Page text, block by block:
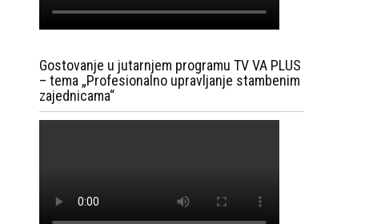
Gostovanje u jutarnjem programu TV VA PLUS
– tema „Profesionalno upravljanje stambenim
zajednicama“